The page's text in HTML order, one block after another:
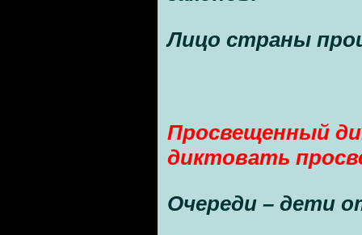
Лицо страны
Просвещенный
диктовать
Очереди – дети